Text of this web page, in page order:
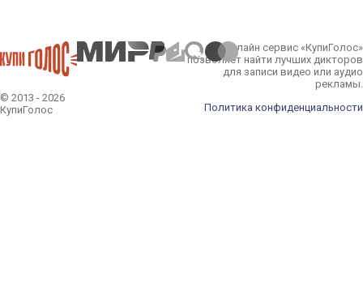
© 2013 - 2026
КупиГолос
Онлайн сервис «КупиГолос»
позволяет найти лучших дикторов
для записи видео или аудио
рекламы.
Политика конфиденциальности